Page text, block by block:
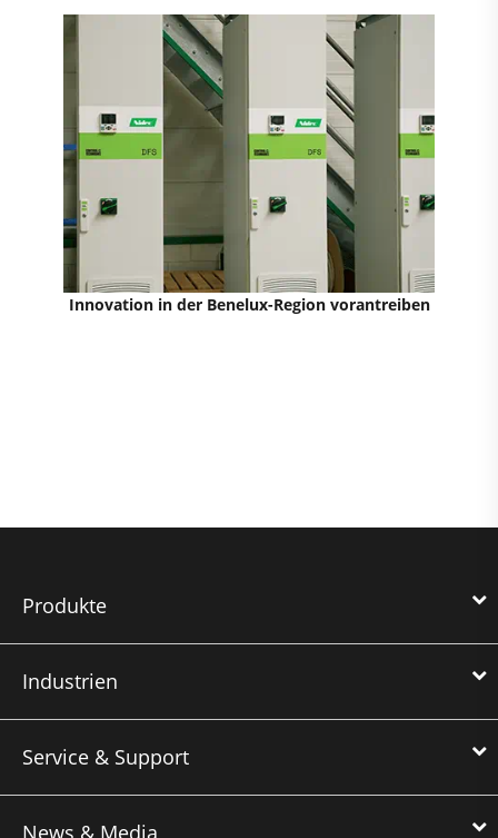
Innovation in der Benelux-Region vorantreiben
Produkte
Industrien
Service & Support
News & Media